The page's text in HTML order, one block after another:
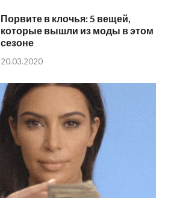
Порвите в клочья: 5 вещей,
которые вышли из моды в этом
сезоне
20.03.2020